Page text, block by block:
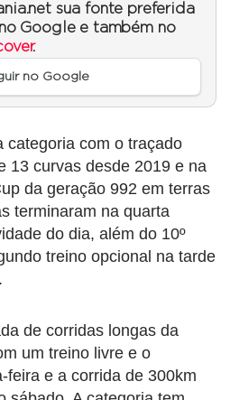
sua fonte preferida
Google e também no
.
no Google
categoria com o traçado
13 curvas desde 2019 e na
da geração 992 em terras
terminaram na quarta
do dia, além do 10º
treino opcional na tarde
de corridas longas da
um treino livre e o
feira e a corrida de 300km